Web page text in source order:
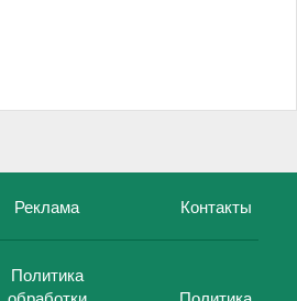
Реклама Контакты
Политика